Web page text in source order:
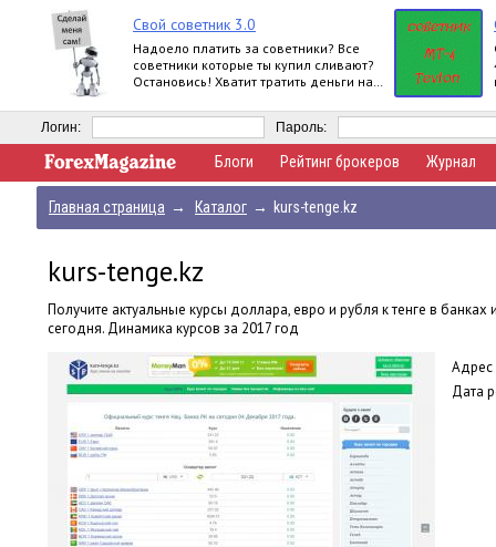
Свой советник 3.0
Надоело платить за советники? Все
советники которые ты купил сливают?
Остановись! Хватит тратить деньги на
Логин: Пароль:
Блоги Рейтинг брокеров Журнал
Главная страница → Каталог → kurs-tenge.kz
kurs-tenge.kz
Получите актуальные курсы доллара, евро и рубля к тенге в
сегодня. Динамика курсов за 2017 год
Адрес
Дата